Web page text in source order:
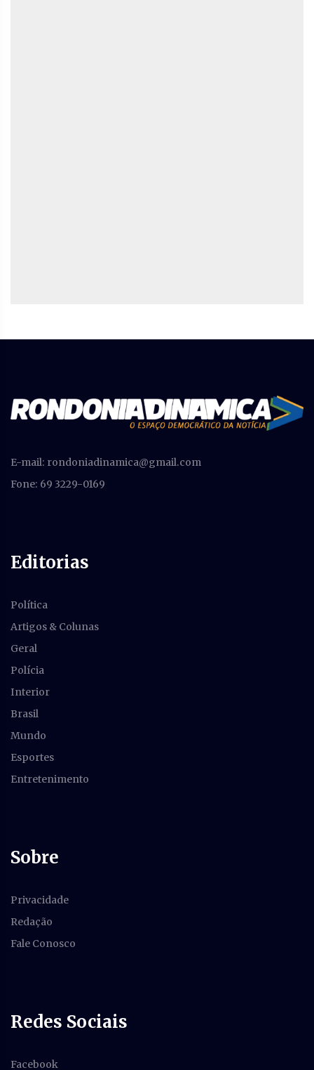
E-mail: rondoniadinamica@gmail.com
Fone: 69 3229-0169
Editorias
Política
Artigos & Colunas
Geral
Polícia
Interior
Brasil
Mundo
Esportes
Entretenimento
Sobre
Privacidade
Redação
Fale Conosco
Redes Sociais
Facebook